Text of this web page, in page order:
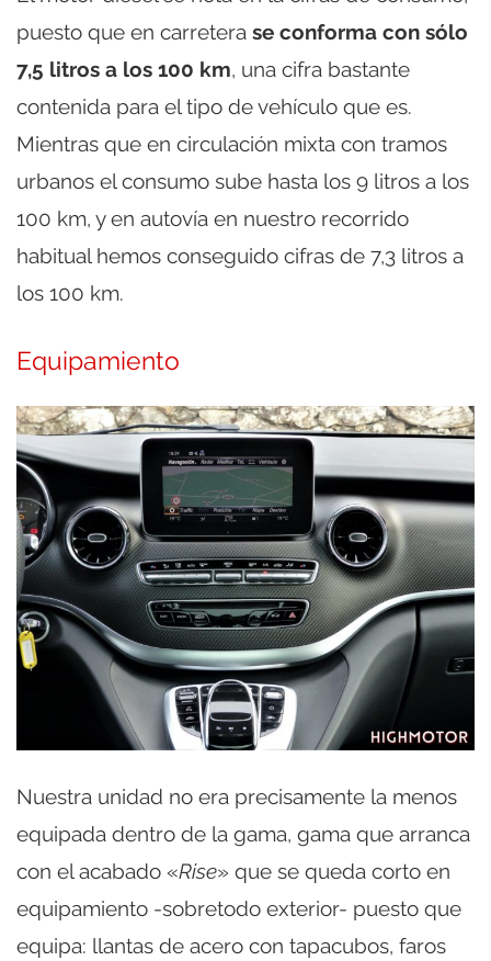
puesto que en carretera se conforma con sólo
7,5 litros a los 100 km, una cifra bastante
contenida para el tipo de vehículo que es.
Mientras que en circulación mixta con tramos
urbanos el consumo sube hasta los 9 litros a los
100 km, y en autovía en nuestro recorrido
habitual hemos conseguido cifras de 7,3 litros a
los 100 km.
Equipamiento
Nuestra unidad no era precisamente la menos
equipada dentro de la gama, gama que arranca
con el acabado «Rise» que se queda corto en
equipamiento -sobretodo exterior- puesto que
equipa: llantas de acero con tapacubos, faros